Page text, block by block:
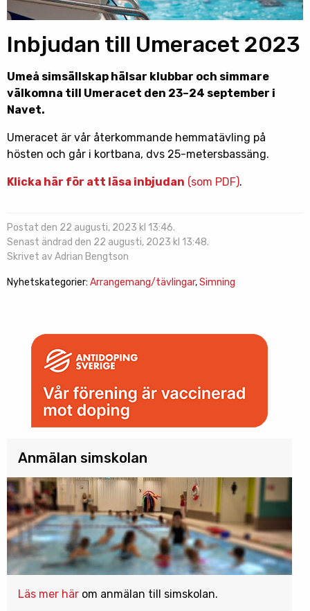
Inbjudan till Umeracet 2023
Umeå simsällskap hälsar klubbar och simmare
välkomna till Umeracet den 23–24 september i
Navet.
Umeracet är vår återkommande hemmatävling på
hösten och går i kortbana, dvs 25-metersbassäng.
Klicka här för att läsa inbjudan (som PDF).
Postat den 22 augusti, 2023 kl 13:46.
Senast ändrad den 22 augusti, 2023 kl 13:48.
Skrivet av Adrian Bengtson
Nyhetskategorier: Arrangemang/tävlingar,Simning
Anmälan simskolan
Läs mer här om anmälan till simskolan.